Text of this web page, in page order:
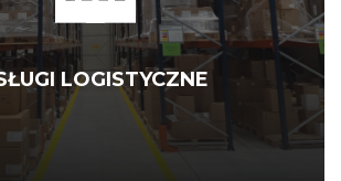
LOGISTYCZNE